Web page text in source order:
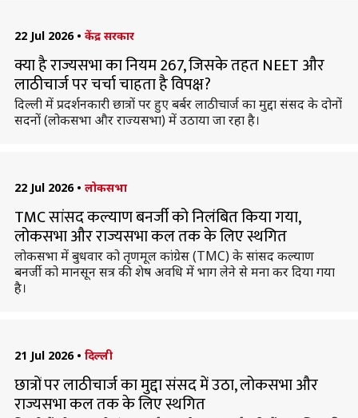
22 Jul 2026 • केंद्र सरकार
क्या है राज्यसभा का नियम 267, जिसके तहत NEET और
लाठीचार्ज पर चर्चा चाहता है विपक्ष?
दिल्ली में प्रदर्शनकारी छात्रों पर हुए बर्बर लाठीचार्ज का मुद्दा संसद के दोनों
सदनों (लोकसभा और राज्यसभा) में उठाया जा रहा है।
22 Jul 2026 • लोकसभा
TMC सांसद कल्याण बनर्जी को निलंबित किया गया,
लोकसभा और राज्यसभा कल तक के लिए स्थगित
लोकसभा में बुधवार को तृणमूल कांग्रेस (TMC) के सांसद कल्याण
बनर्जी को मानसून सत्र की शेष अवधि में भाग लेने से मना कर दिया गया
है।
21 Jul 2026 • दिल्ली
छात्रों पर लाठीचार्ज का मुद्दा संसद में उठा, लोकसभा और
राज्यसभा कल तक के लिए स्थगित